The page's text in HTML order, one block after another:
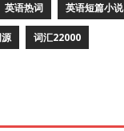
英语热词 英语短篇小说
词汇22000